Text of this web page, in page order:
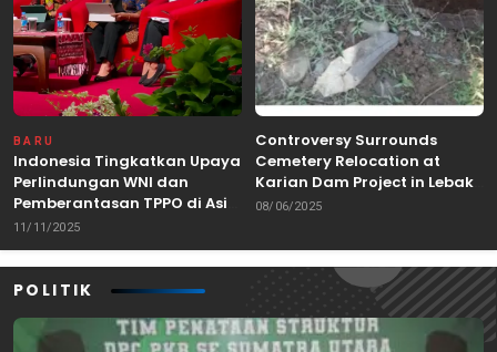
BARU
Indonesia Tingkatkan Upaya
Perlindungan WNI dan
Pemberantasan TPPO di Asia
Tenggara
11/11/2025
Controversy Surrounds
Cemetery Relocation at
Karian Dam Project in Lebak,
Banten
08/06/2025
POLITIK